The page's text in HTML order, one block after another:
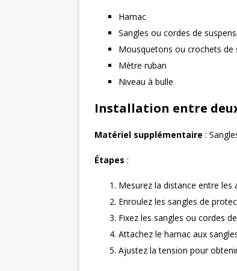
Hamac
Sangles ou cordes de
Mousquetons ou crochets de
Mètre ruban
Niveau à bulle
Installation entre
Matériel supplémentaire :
Étapes :
Mesurez la distance entre
Enroulez les sangles de
Fixez les sangles ou cordes
Attachez le hamac aux
Ajustez la tension pour